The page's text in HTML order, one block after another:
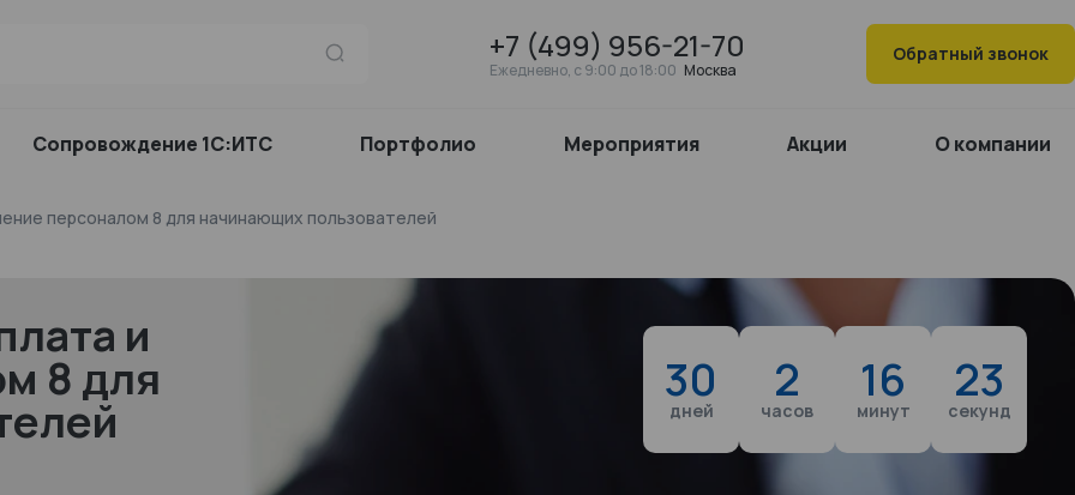
+7 (499) 956-21-70
Ежедневно, c 9:00 до 18:00 Москва
Обратный звонок
Сопровождение 1С:ИТС Портфолио Мероприятия Акции О компании
персоналом 8 для начинающих пользователей
и
8 для 30
дней
2
часов
16
минут
22
секунд